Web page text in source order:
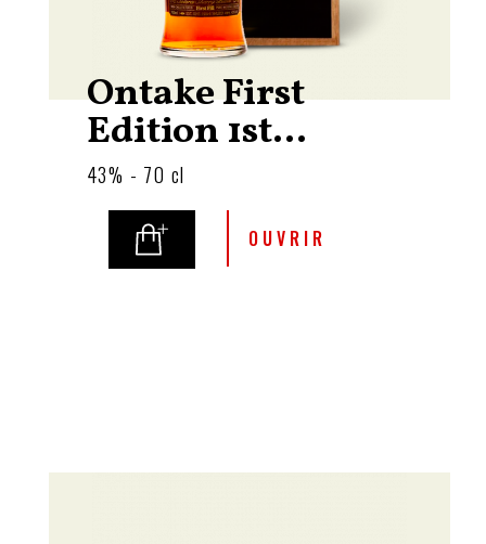
Ontake First
Edition 1st...
43% - 70 cl
OUVRIR